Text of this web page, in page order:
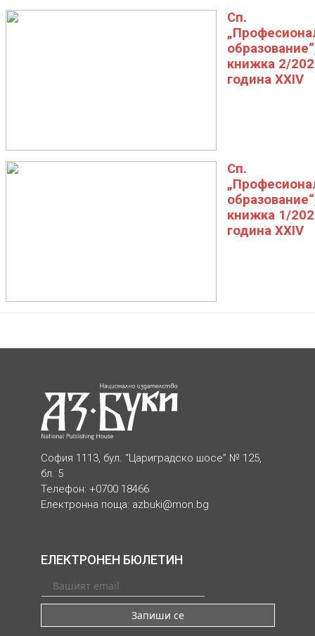
Сп.
книжка 2/
година XXIV
Сп.
книжка 1/
година XXIV
София 1113, бул. “Цариградско шосе” № 125,
бл. 5
Телефон: +0700 18466
Електронна поща: azbuki@mon.bg
ЕЛЕКТРОНЕН БЮЛЕТИН
Запиши се